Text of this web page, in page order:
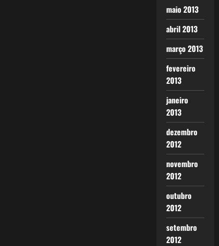
maio 2013
abril 2013
março 2013
fevereiro
2013
janeiro
2013
dezembro
2012
novembro
2012
outubro
2012
setembro
2012